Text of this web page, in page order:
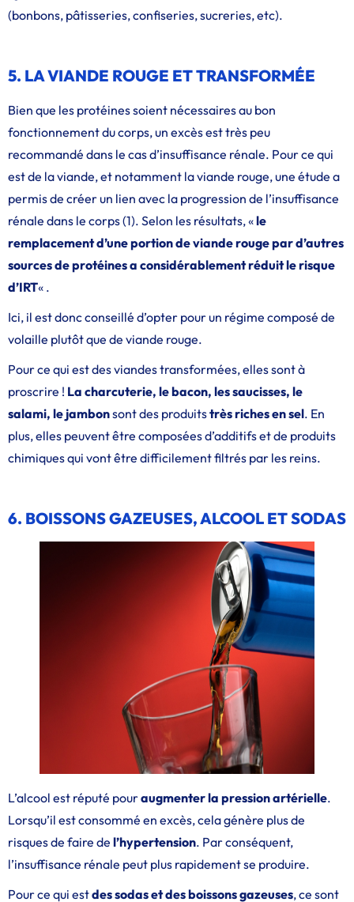
(bonbons, pâtisseries, confiseries, sucreries, etc).
5. LA VIANDE ROUGE ET TRANSFORMÉE
Bien que les protéines soient nécessaires au bon
fonctionnement du corps, un excès est très peu
recommandé dans le cas d’insuffisance rénale. Pour ce qui
est de la viande, et notamment la viande rouge, une étude a
permis de créer un lien avec la progression de l’insuffisance
rénale dans le corps (1). Selon les résultats, «le
remplacement d’une portion de viande rouge par d’autres
sources de protéines a considérablement réduit le risque
d’IRT« .
Ici, il est donc conseillé d’opter pour un régime composé de
volaille plutôt que de viande rouge.
Pour ce qui est des viandes transformées, elles sont à
proscrire ! La charcuterie, le bacon, les saucisses, le
salami, le jambonsont des produitstrès riches en sel. En
plus, elles peuvent être composées d’additifs et de produits
chimiques qui vont être difficilement filtrés par les reins.
6. BOISSONS GAZEUSES, ALCOOL ET SODAS
L’alcool est réputé pouraugmenter la pression artérielle.
Lorsqu’il est consommé en excès, cela génère plus de
risques de faire de l’hypertension. Par conséquent,
l’insuffisance rénale peut plus rapidement se produire.
Pour ce qui estdes sodas et des boissons gazeuses, ce sont